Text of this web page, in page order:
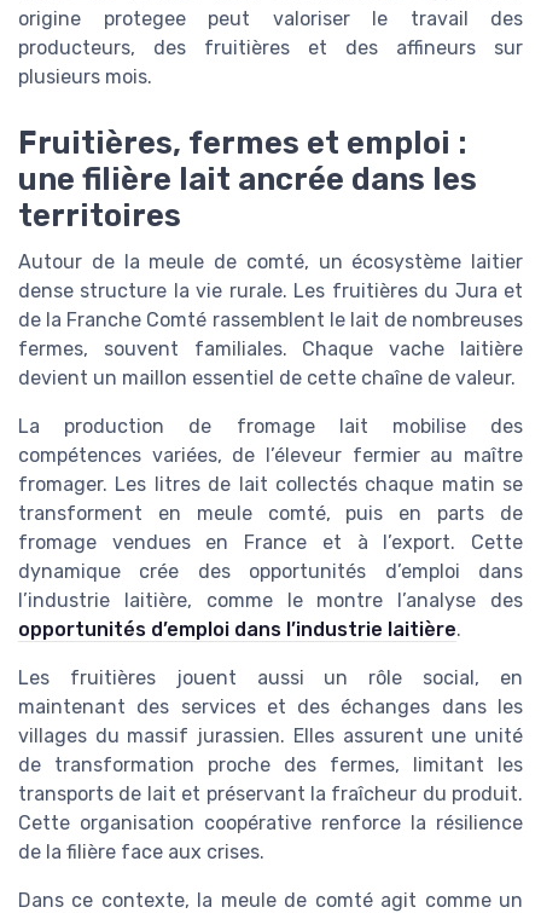
origine protegee peut valoriser le travail des
producteurs, des fruitières et des affineurs sur
plusieurs mois.
Fruitières, fermes et emploi :
une filière lait ancrée dans les
territoires
Autour de la meule de comté, un écosystème laitier
dense structure la vie rurale. Les fruitières du Jura et
de la Franche Comté rassemblent le lait de nombreuses
fermes, souvent familiales. Chaque vache laitière
devient un maillon essentiel de cette chaîne de valeur.
La production de fromage lait mobilise des
compétences variées, de l’éleveur fermier au maître
fromager. Les litres de lait collectés chaque matin se
transforment en meule comté, puis en parts de
fromage vendues en France et à l’export. Cette
dynamique crée des opportunités d’emploi dans
l’industrie laitière, comme le montre l’analyse des
opportunités d’emploi dans l’industrie laitière.
Les fruitières jouent aussi un rôle social, en
maintenant des services et des échanges dans les
villages du massif jurassien. Elles assurent une unité
de transformation proche des fermes, limitant les
transports de lait et préservant la fraîcheur du produit.
Cette organisation coopérative renforce la résilience
de la filière face aux crises.
Dans ce contexte, la meule de comté agit comme un